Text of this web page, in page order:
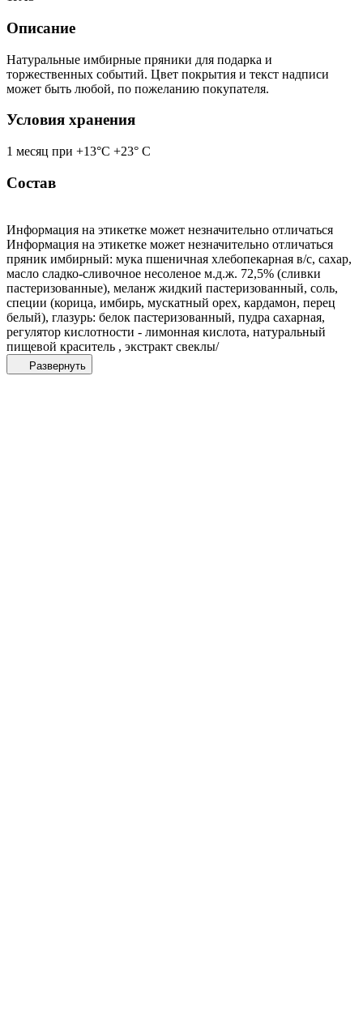
Описание
Натуральные имбирные пряники для подарка и
торжественных событий. Цвет покрытия и текст надписи
может быть любой, по пожеланию покупателя.
Условия хранения
1 месяц при +13°С +23° С
Состав
Информация на этикетке может незначительно отличаться
Информация на этикетке может незначительно отличаться
пряник имбирный: мука пшеничная хлебопекарная в/с, сахар,
масло сладко-сливочное несоленое м.д.ж. 72,5% (сливки
пастеризованные), меланж жидкий пастеризованный, соль,
специи (корица, имбирь, мускатный орех, кардамон, перец
белый), глазурь: белок пастеризованный, пудра сахарная,
регулятор кислотности - лимонная кислота, натуральный
пищевой краситель , экстракт свеклы/
Развернуть